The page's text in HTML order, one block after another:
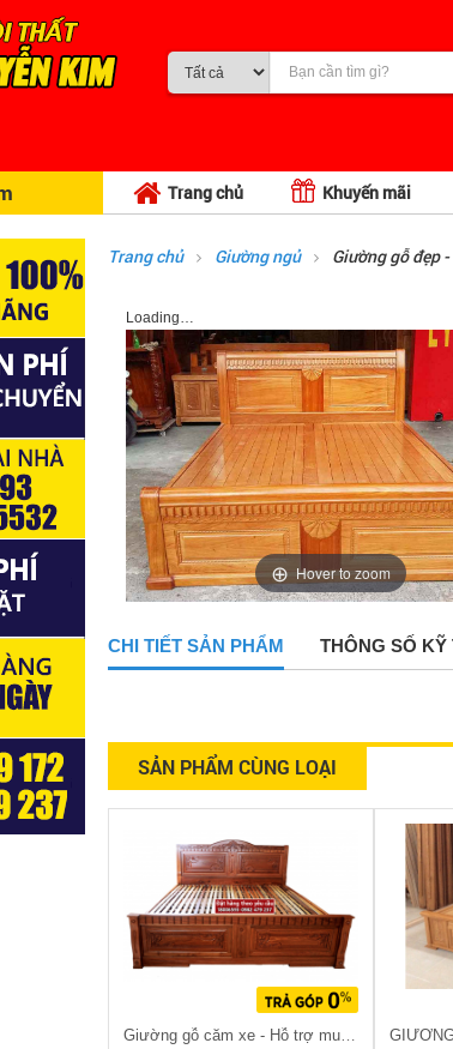
Trang chủ Khuyến mãi
Trang chủ Giường ngủ Giường gỗ đẹp
Loading…
Hover to zoom
CHI TIẾT SẢN PHẨM THÔNG SỐ KỸ
SẢN PHẨM CÙNG LOẠI
Giường gỗ căm xe - Hỗ trợ mua trả góp